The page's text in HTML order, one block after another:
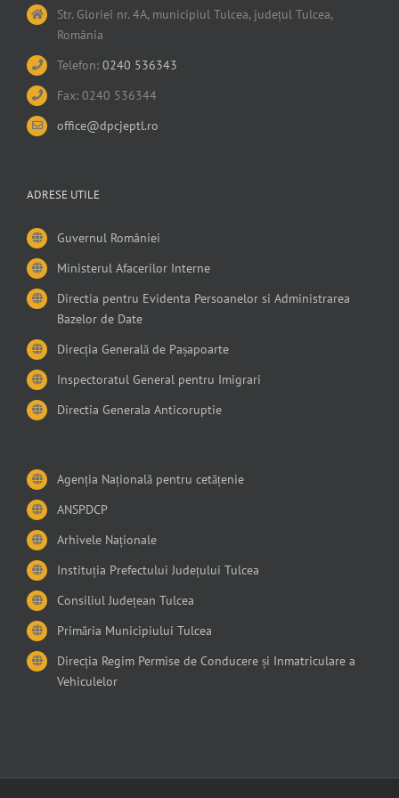
Str. Gloriei nr. 4A, municipiul Tulcea, județul Tulcea,
România
Telefon: 0240 536343
Fax: 0240 536344
office@dpcjeptl.ro
ADRESE UTILE
Guvernul României
Ministerul Afacerilor Interne
Directia pentru Evidenta Persoanelor si Administrarea
Bazelor de Date
Direcția Generală de Pașapoarte
Inspectoratul General pentru Imigrari
Directia Generala Anticoruptie
Agenția Națională pentru cetățenie
ANSPDCP
Arhivele Naționale
Instituția Prefectului Județului Tulcea
Consiliul Județean Tulcea
Primăria Municipiului Tulcea
Direcția Regim Permise de Conducere și Inmatriculare a
Vehiculelor